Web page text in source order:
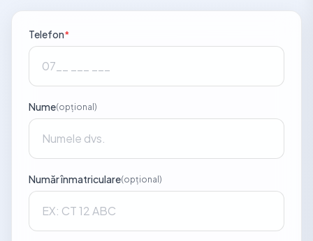
Telefon*
Nume(opțional)
Număr înmatriculare(opțional)